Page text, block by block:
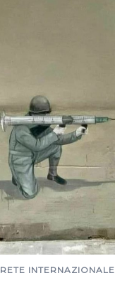
RETE INTERNAZIONALE